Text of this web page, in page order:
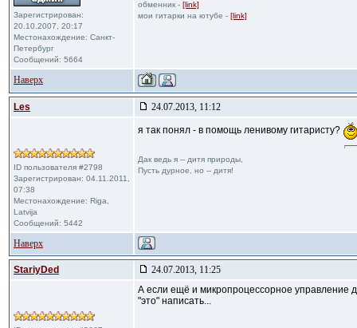
Зарегистрирован:
20.10.2007, 20:17
Местонахождение: Санкт-
Петербург
Сообщений: 5664
обменник - [link]
мои гитарки на ютубе - [link]
Наверх
Les 24.07.2013, 11:12
ID пользователя #2798
Зарегистрирован: 04.11.2011,
07:38
Местонахождение: Riga,
Latvija
Сообщений: 5442
я так понял - в помощь ленивому гитаристу?
Дак ведь я -- дитя природы,
Пусть дурное, но -- дитя!
Наверх
StariyDed 24.07.2013, 11:25
А если ещё и микропроцессорное управление
"это" написать...